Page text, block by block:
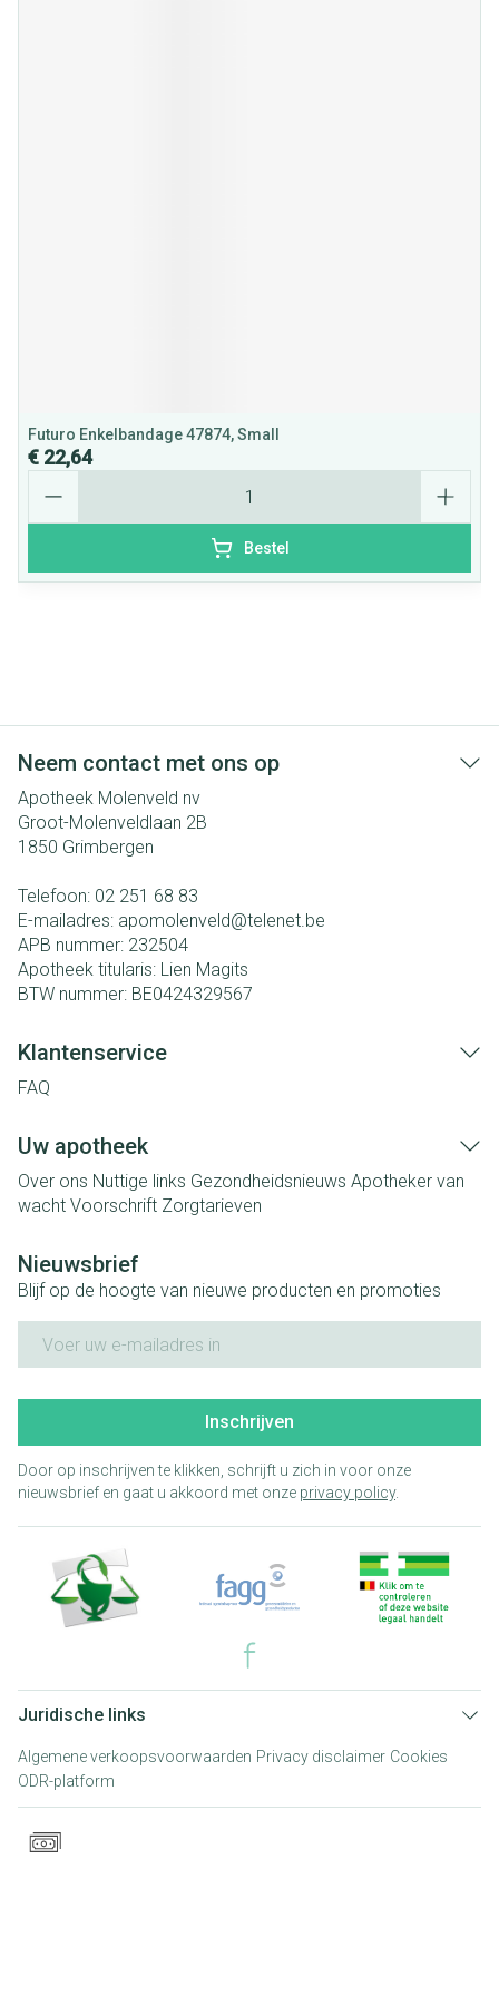
Futuro Enkelbandage 47874, Small
€ 22,64
Bestel
Neem contact met ons op
Apotheek Molenveld nv
Groot-Molenveldlaan 2B
1850 Grimbergen
Telefoon: 02 251 68 83
E-mailadres: apomolenveld@telenet.be
APB nummer: 232504
Apotheek titularis: Lien Magits
BTW nummer: BE0424329567
Klantenservice
FAQ
Uw apotheek
Over ons Nuttige links Gezondheidsnieuws Apotheker van
wacht Voorschrift Zorgtarieven
Nieuwsbrief
Blijf op de hoogte van nieuwe producten en promoties
Inschrijven
Door op inschrijven te klikken, schrijft u zich in voor onze
nieuwsbrief en gaat u akkoord met onze privacy policy.
Juridische links
Algemene verkoopsvoorwaarden Privacy disclaimer Cookies
ODR-platform